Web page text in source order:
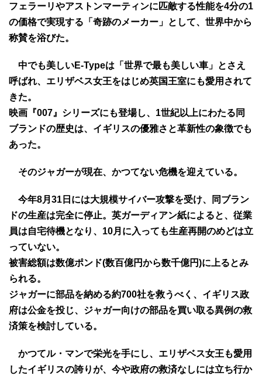
フェラーリやアストンマーティンに匹敵する性能を4分の1
の価格で実現する「奇跡のメーカー」として、世界中から
称賛を浴びた。
中でも美しいE-Typeは「世界で最も美しい車」とさえ
呼ばれ、エリザベス女王をはじめ英国王室にも愛用されて
きた。
映画『007』シリーズにも登場し、1世紀以上にわたる同
ブランドの歴史は、イギリスの優雅さと革新性の象徴でも
あった。
そのジャガーが現在、かつてない危機を迎えている。
今年8月31日には大規模サイバー攻撃を受け、同ブラン
ドの生産は完全に停止。英ガーディアン紙によると、従業
員は自宅待機となり、10月に入っても生産再開のめどは立
っていない。
被害総額は数億ポンド(数百億円から数千億円)に上るとみ
られる。
ジャガーに部品を納める約700社を救うべく、イギリス政
府は公金を投じ、ジャガー向けの部品を買い取る異例の救
済策を検討している。
かつてル・マンで栄光を手にし、エリザベス女王も愛用
したイギリスの誇りが、今や政府の救済なしには立ち行か